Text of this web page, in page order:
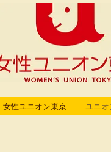
女性ユニオン東京 ユニ